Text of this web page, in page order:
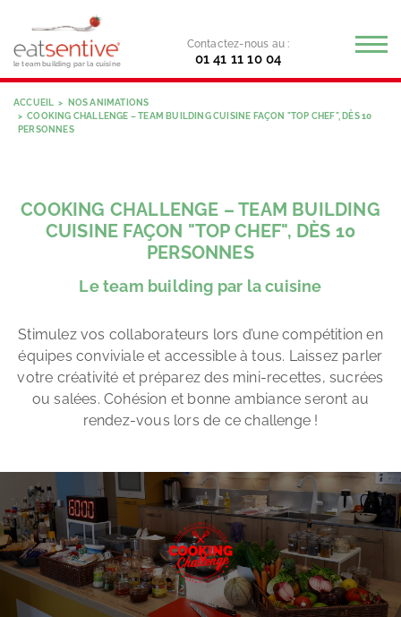
le team building par la cuisine
Contactez-nous au :
01 41 11 10 04
ACCUEIL
NOS ANIMATIONS
COOKING CHALLENGE – TEAM BUILDING CUISINE FAÇON "TOP CHEF", DÈS 10
PERSONNES
COOKING CHALLENGE – TEAM BUILDING
CUISINE FAÇON "TOP CHEF", DÈS 10
PERSONNES
Le team building par la cuisine
Stimulez vos collaborateurs lors d’une compétition en
équipes conviviale et accessible à tous. Laissez parler
votre créativité et préparez des mini-recettes, sucrées
ou salées. Cohésion et bonne ambiance seront au
rendez-vous lors de ce challenge !